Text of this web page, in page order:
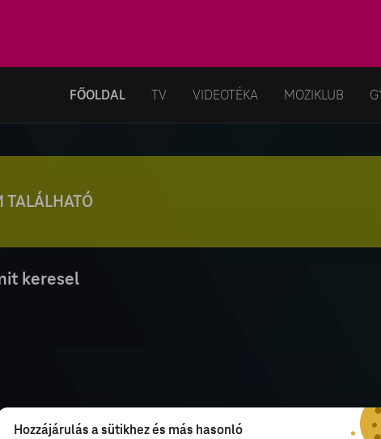
FŐOLDAL TV VIDEOTÉKA MOZIKLUB
keresel
Hozzájárulás a sütikhez és más hasonló